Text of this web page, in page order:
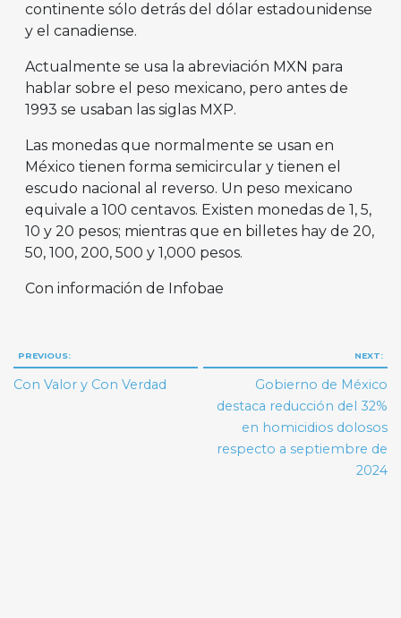
continente sólo detrás del dólar estadounidense
y el canadiense.
Actualmente se usa la abreviación MXN para
hablar sobre el peso mexicano, pero antes de
1993 se usaban las siglas MXP.
Las monedas que normalmente se usan en
México tienen forma semicircular y tienen el
escudo nacional al reverso. Un peso mexicano
equivale a 100 centavos. Existen monedas de 1, 5,
10 y 20 pesos; mientras que en billetes hay de 20,
50, 100, 200, 500 y 1,000 pesos.
Con información de Infobae
Navegación
de
PREVIOUS:
Con Valor y Con Verdad
NEXT:
Gobierno de México
destaca reducción del 32%
en homicidios dolosos
respecto a septiembre de
2024